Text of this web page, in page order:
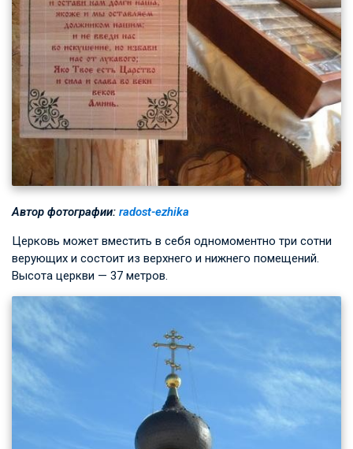
Автор фотографии: radost-ezhika
Церковь может вместить в себя одномоментно три сотни
верующих и состоит из верхнего и нижнего помещений.
Высота церкви — 37 метров.